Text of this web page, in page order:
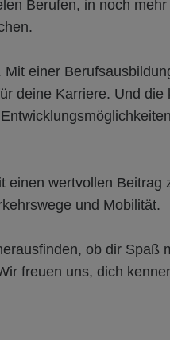
Berufen, in noch
Mit einer
deine Karriere. Und die
einen wertvollen Beitrag
und Mobilität.
ob dir Spaß
freuen uns, dich